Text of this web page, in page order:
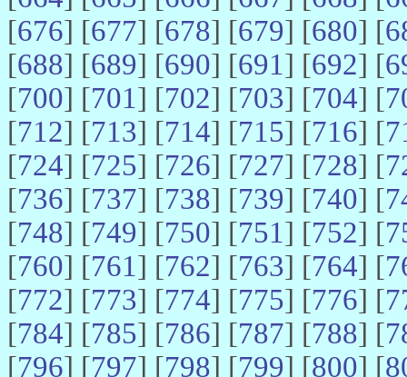
[676] [677] [678] [679] [680] [
[688] [689] [690] [691] [692] [
[700] [701] [702] [703] [704] [
[712] [713] [714] [715] [716] [
[724] [725] [726] [727] [728] [
[736] [737] [738] [739] [740] [
[748] [749] [750] [751] [752] [
[760] [761] [762] [763] [764] [
[772] [773] [774] [775] [776] [
[784] [785] [786] [787] [788] [
[796] [797] [798] [799] [800] [